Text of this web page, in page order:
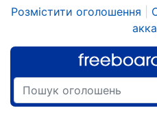
Розмістити оголошення